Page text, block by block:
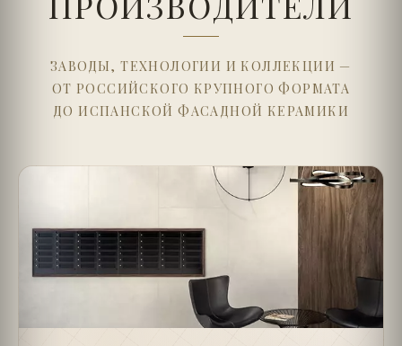
ЗАВОДЫ, ТЕХНОЛОГИИ И КОЛЛЕКЦИИ —
ОТ РОССИЙСКОГО КРУПНОГО ФОРМАТА
ДО ИСПАНСКОЙ ФАСАДНОЙ КЕРАМИКИ